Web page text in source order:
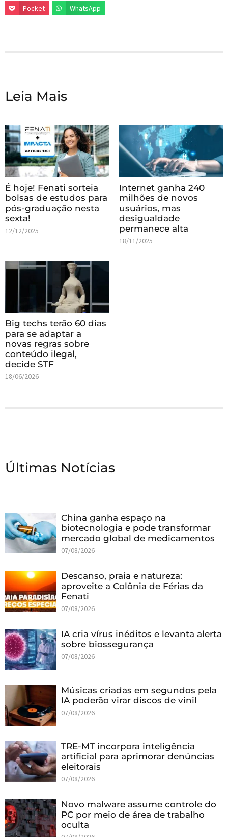
Pocket
WhatsApp
Leia Mais
É hoje! Fenati sorteia
bolsas de estudos para
pós-graduação nesta
sexta!
12/12/2025
Internet ganha 240
milhões de novos
usuários, mas
desigualdade
permanece alta
18/11/2025
Big techs terão 60 dias
para se adaptar a
novas regras sobre
conteúdo ilegal,
decide STF
18/06/2026
Últimas Notícias
China ganha espaço na
biotecnologia e pode transformar
mercado global de medicamentos
07/08/2026
Descanso, praia e natureza:
aproveite a Colônia de Férias da
Fenati
07/08/2026
IA cria vírus inéditos e levanta alerta
sobre biossegurança
07/08/2026
Músicas criadas em segundos pela
IA poderão virar discos de vinil
07/08/2026
TRE-MT incorpora inteligência
artificial para aprimorar denúncias
eleitorais
07/08/2026
Novo malware assume controle do
PC por meio de área de trabalho
oculta